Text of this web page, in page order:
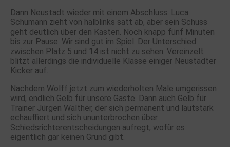
Dann Neustadt wieder mit einem Abschluss. Luca
Schumann zieht von halblinks satt ab, aber sein Schuss
geht deutlich über den Kasten. Noch knapp fünf Minuten
bis zur Pause. Wir sind gut im Spiel. Der Unterschied
zwischen Platz 5 und 14 ist nicht zu sehen. Vereinzelt
blitzt allerdings die individuelle Klasse einiger Neustädter
Kicker auf.
Nachdem Wolff jetzt zum wiederholten Male umgerissen
wird, endlich Gelb für unsere Gäste. Dann auch Gelb für
Trainer Jürgen Walther, der sich permanent und lautstark
echauffiert und sich ununterbrochen über
Schiedsrichterentscheidungen aufregt, wofür es
eigentlich gar keinen Grund gibt.